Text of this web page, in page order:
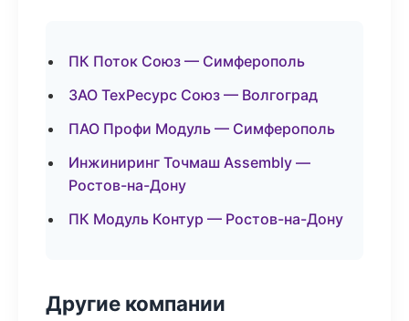
ПК Поток Союз — Симферополь
ЗАО ТехРесурс Союз — Волгоград
ПАО Профи Модуль — Симферополь
Инжиниринг Точмаш Assembly —
Ростов-на-Дону
ПК Модуль Контур — Ростов-на-Дону
Другие компании